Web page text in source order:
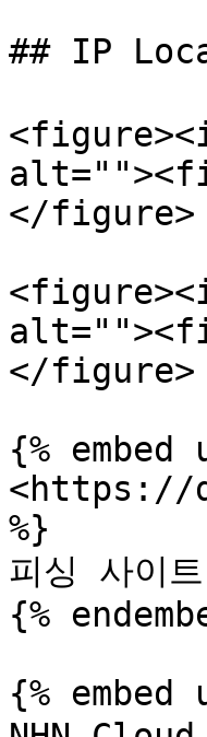
## IP
</figure>
</figure>
{%
<https://
%}
피싱 사이
{%
{%